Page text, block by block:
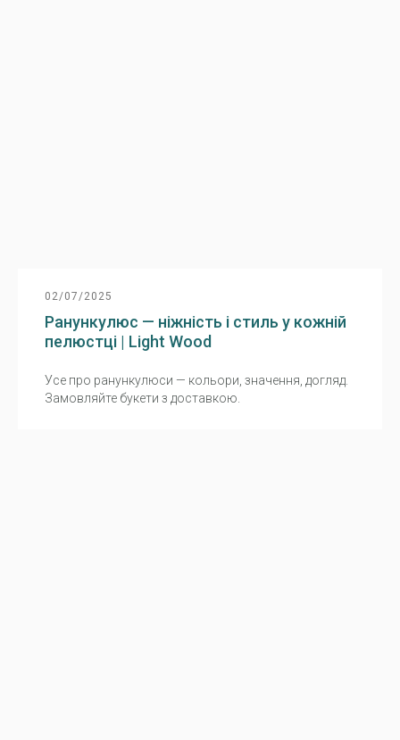
02/07/2025
Ранункулюс — ніжність і стиль у кожній
пелюстці | Light Wood
Усе про ранункулюси — кольори, значення, догляд.
Замовляйте букети з доставкою.